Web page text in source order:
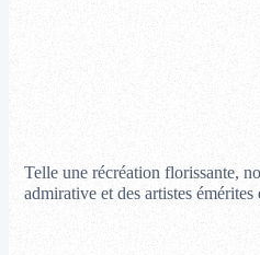
Telle une récréation florissante,
admirative et des artistes